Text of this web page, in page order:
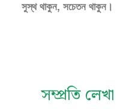
সুস্থ থাকুন, সচেতন থাকুন।
সম্প্রতি লেখা